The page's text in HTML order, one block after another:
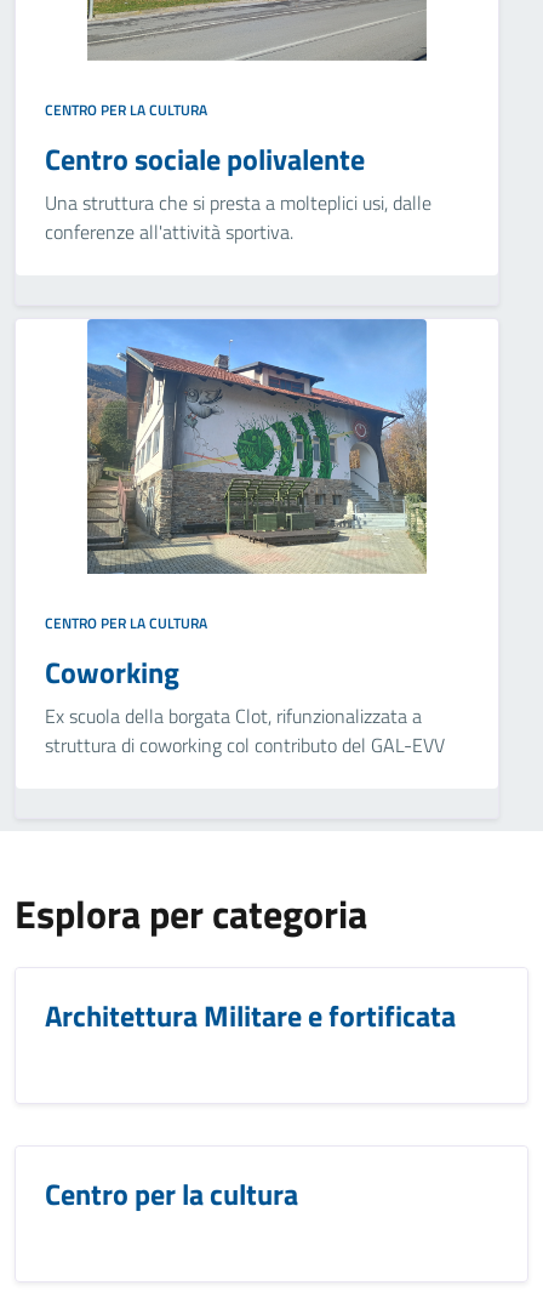
CENTRO PER LA CULTURA
Centro sociale polivalente
Una struttura che si presta a molteplici usi, dalle
conferenze all'attività sportiva.
CENTRO PER LA CULTURA
Coworking
Ex scuola della borgata Clot, rifunzionalizzata a
struttura di coworking col contributo del GAL-EVV
Esplora per categoria
Architettura Militare e fortificata
Centro per la cultura